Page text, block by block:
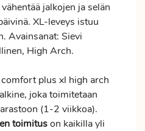
jalkojen ja selän
XL-leveys istuu
Avainsanat: Sievi
High Arch.
plus xl high arch
joka toimitetaan
(1-2 viikkoa).
toimituson kaikilla yli